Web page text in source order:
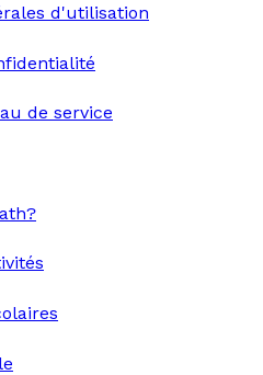
d'utilisation
de service